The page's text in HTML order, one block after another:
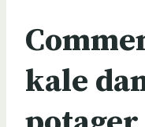
kale